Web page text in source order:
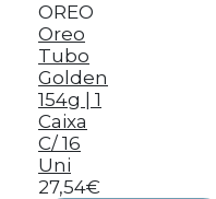
OREO
Oreo
Tubo
Golden
154g | 1
Caixa
C/ 16
Uni
27,54€